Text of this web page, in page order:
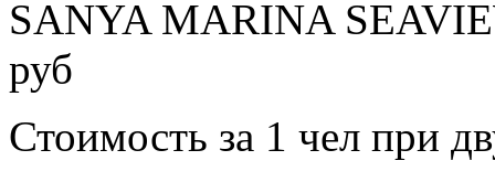
SANYA MARINA
руб
Стоимость за 1 чел при